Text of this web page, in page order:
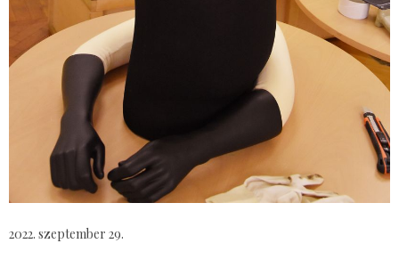
2022. szeptember 29.